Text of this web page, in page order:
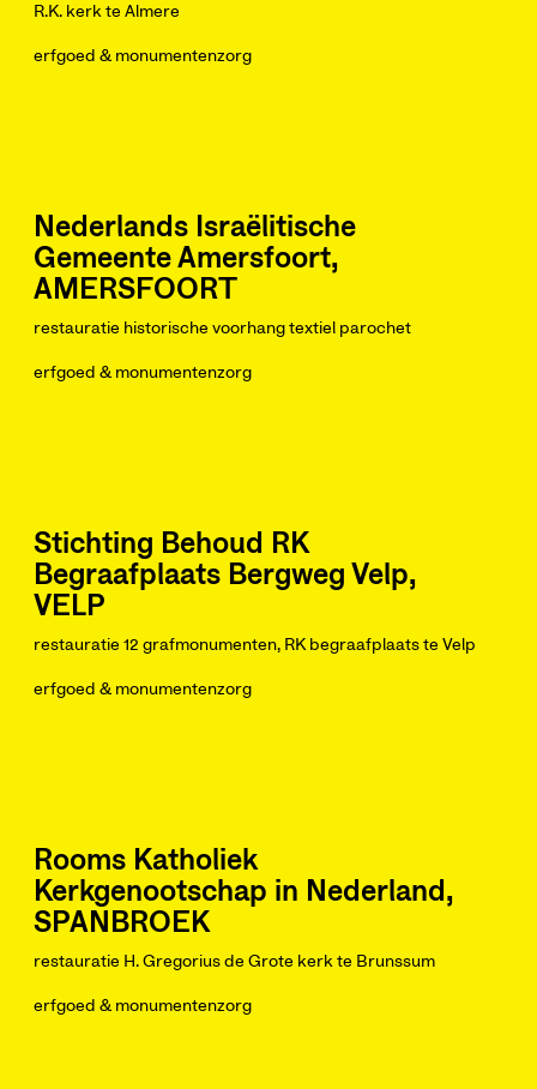
R.K. kerk te Almere
erfgoed & monumentenzorg
Nederlands Israëlitische
Gemeente Amersfoort,
AMERSFOORT
restauratie historische voorhang textiel parochet
erfgoed & monumentenzorg
Stichting Behoud RK
Begraafplaats Bergweg Velp,
VELP
restauratie 12 grafmonumenten, RK begraafplaats te Velp
erfgoed & monumentenzorg
Rooms Katholiek
Kerkgenootschap in Nederland,
SPANBROEK
restauratie H. Gregorius de Grote kerk te Brunssum
erfgoed & monumentenzorg